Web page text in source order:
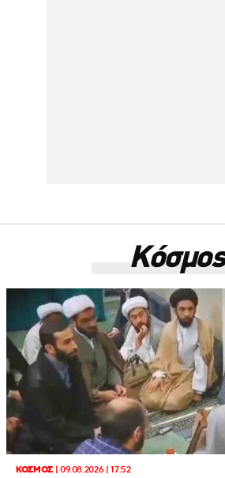
Κόσμος
ΚΟΣΜΟΣ| 09.08.2026 | 17:52